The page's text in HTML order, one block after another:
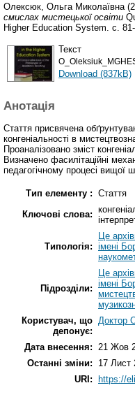
Олексюк, Ольга Миколаївна
смислах мистецької освіти
Higher Education System. с.
Текст
Download (837kB)
Анотація
Стаття присвячена
конгеніальності в
Проаналізовано зміст
Визначено фасилітаційні
педагогічному процесі вищої
Тип елементу : Стаття
Ключові слова:
Типологія:
Це
імені
Підрозділи:
Це
імені
Користувач, що
депонує:
Доктор
Дата внесення: 21 Жов
Останні зміни:
17 Лист
URI:
https://